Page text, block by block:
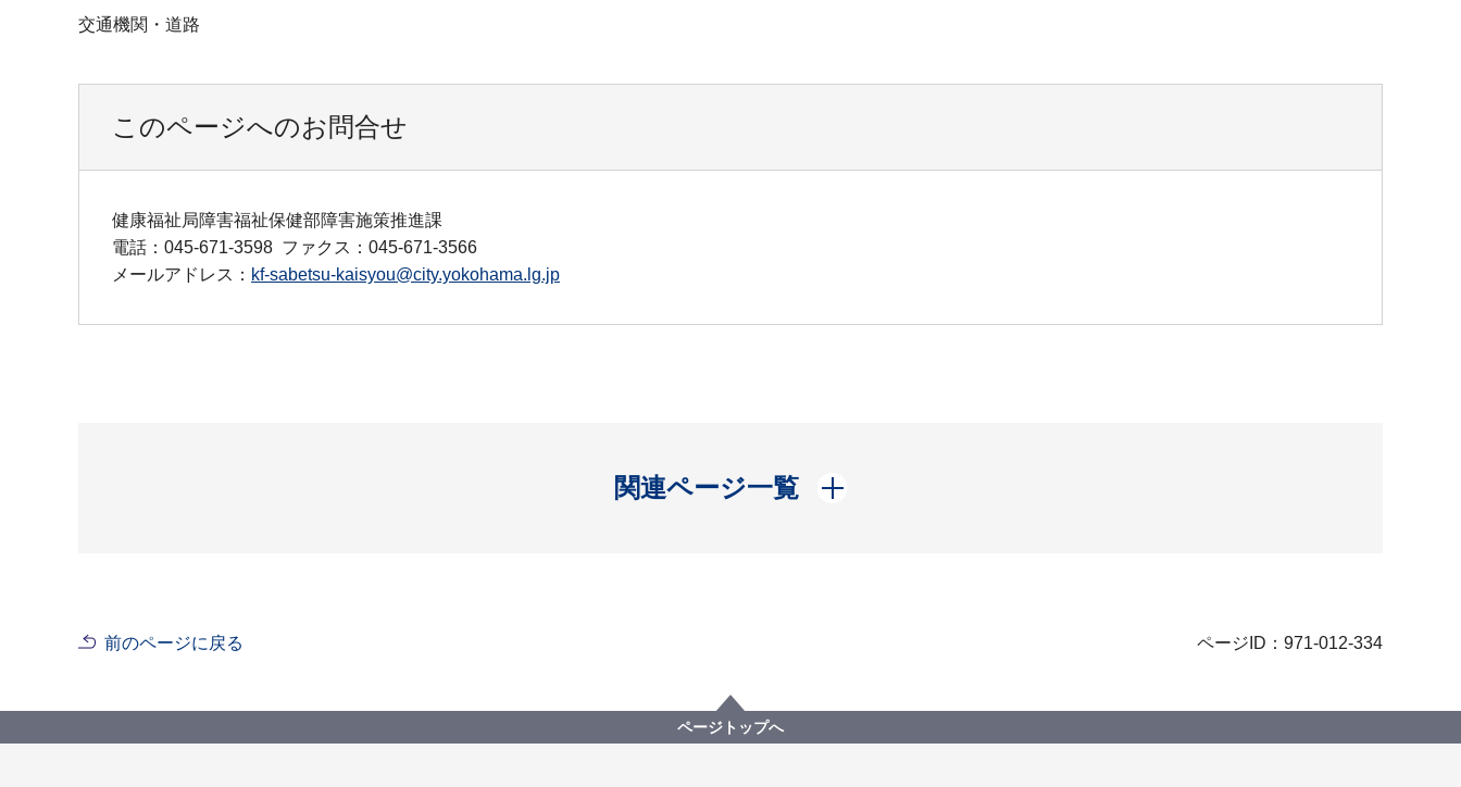
交通機関・道路
このページへのお問合せ
健康福祉局障害福祉保健部障害施策推進課
電話：045-671-3598 ファクス：045-671-3566
メールアドレス： kf-sabetsu-kaisyou@city.yokohama.lg.jp
関連ページ一覧
開く
前のページに戻る ページID：971-012-334
ページトップへ